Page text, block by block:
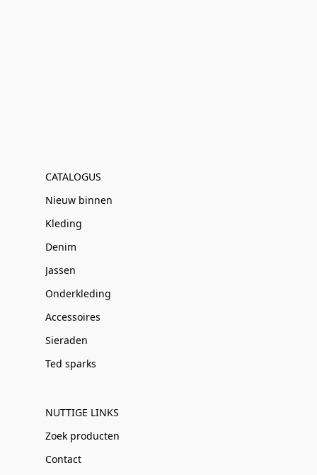
CATALOGUS
Nieuw binnen
Kleding
Denim
Jassen
Onderkleding
Accessoires
Sieraden
Ted sparks
NUTTIGE LINKS
Zoek producten
Contact